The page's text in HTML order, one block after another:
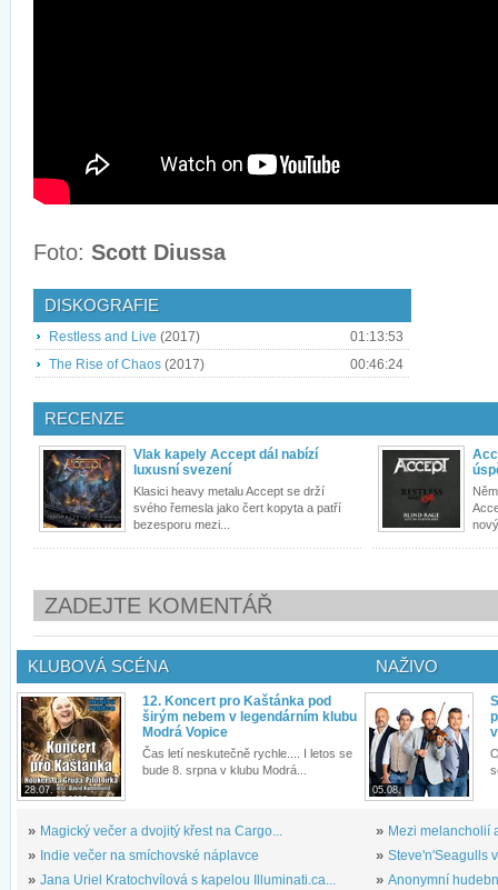
Foto: Scott Diussa
DISKOGRAFIE
Restless and Live (2017)
01:13:53
The Rise of Chaos (2017) 00:46:24
RECENZE
Vlak kapely Accept dál nabízí
luxusní svezení
Klasici heavy metalu Accept se drží
svého řemesla jako čert kopyta a patří
bezesporu mezi...
ZADEJTE KOMENTÁŘ
KLUBOVÁ SCÉNA
28.07.
12. Koncert pro Kaštánka pod
širým nebem v legendárním klubu
Modrá Vopice
Čas letí neskutečně rychle.... I letos se
bude 8. srpna v klubu Modrá...
» Magický večer a dvojitý křest na Cargo...
» Indie večer na smíchovské náplavce
» Jana Uriel Kratochvílová s kapelou Illuminati.ca...
NAŽIVO
05.08.
» Mezi melancholií
» Steve'n'Seagulls
» Anonymní